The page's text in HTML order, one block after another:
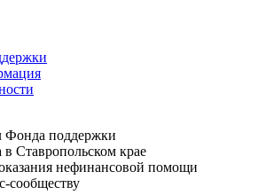
Фонда поддержки
Ставропольском крае
нефинансовой помощи
сообществу